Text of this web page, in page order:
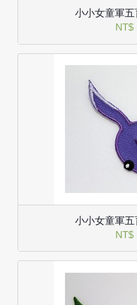
小小女童軍
NT$
小小女童軍
NT$